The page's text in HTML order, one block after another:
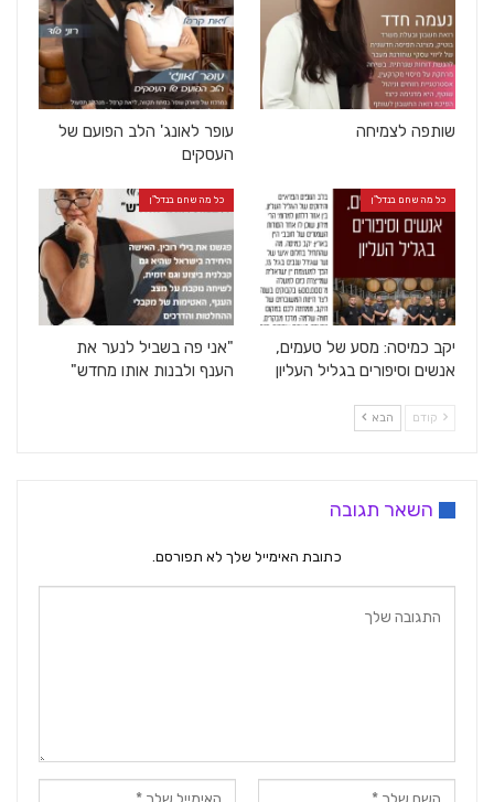
שותפה לצמיחה
עופר לאונג' הלב הפועם של
העסקים
כל מה שחם בנדל"ן
יקב כמיסה: מסע של טעמים,
אנשים וסיפורים בגליל העליון
כל מה שחם בנדל"ן
"אני פה בשביל לנער את
הענף ולבנות אותו מחדש"
קודם הבא
השאר תגובה
כתובת האימייל שלך לא תפורסם.